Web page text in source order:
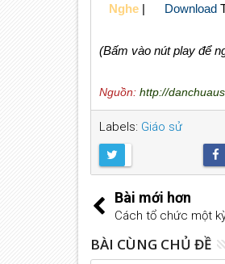
Nghe | Download
(Bấm vào nút play để
Nguồn: http://
Labels: Giáo sử
Bài mới hơn
Cách tổ chức một
BÀI CÙNG CHỦ ĐỀ